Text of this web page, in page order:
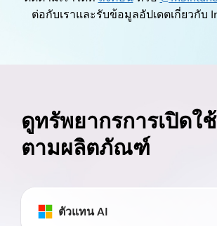
ต่อกับเราและรับข้อมูลอัปเดตเกี่ยวกับ
ดูทรัพยากรการเปิดใ
ตามผลิตภัณฑ์
ตัวแทน AI